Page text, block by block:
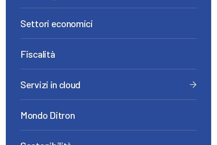
Settori economici
Fiscalità
Servizi in cloud
Mondo Ditron